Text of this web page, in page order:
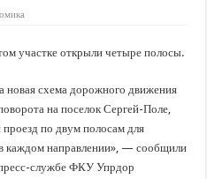
День России
молодежный форум «Регион 93»
участке открыли четыре полосы.
новая схема дорожного движения
на поселок Сергей-Поле,
по двум полосам для
каждом направлении», — сообщили
службе ФКУ Упрдор